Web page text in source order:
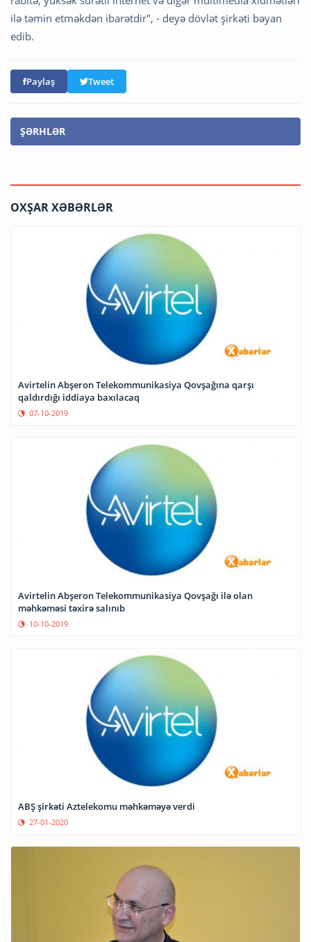
ilə təmin etməkdən ibarətdir", - deyə dövlət şirkəti bəyan
edib.
Paylaş Tweet
ŞƏRHLƏR
OXŞAR XƏBƏRLƏR
Avirtelin Abşeron Telekommunikasiya Qovşağına qarşı
qaldırdığı iddiaya baxılacaq
07-10-2019
Avirtelin Abşeron Telekommunikasiya Qovşağı ilə olan
məhkəməsi təxirə salınıb
10-10-2019
ABŞ şirkəti Aztelekomu məhkəməyə verdi
27-01-2020